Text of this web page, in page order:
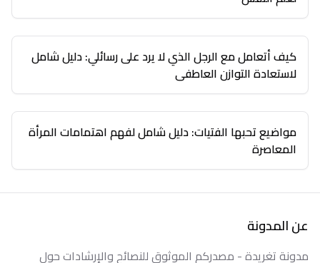
كيف أتعامل مع الرجل الذي لا يرد على رسائلي: دليل شامل
لاستعادة التوازن العاطفي
مواضيع تحبها الفتيات: دليل شامل لفهم اهتمامات المرأة
المعاصرة
عن المدونة
مدونة تغريدة - مصدركم الموثوق للنصائح والإرشادات حول